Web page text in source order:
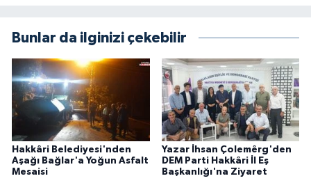
Bunlar da ilginizi çekebilir
Hakkâri Belediyesi'nden
Aşağı Bağlar'a Yoğun Asfalt
Mesaisi
Yazar İhsan Çolemêrg'den
DEM Parti Hakkâri İl Eş
Başkanlığı'na Ziyaret